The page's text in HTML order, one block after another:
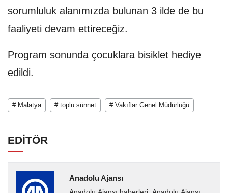
sorumluluk alanımızda bulunan 3 ilde de bu
faaliyeti devam ettireceğiz.
Program sonunda çocuklara bisiklet hediye
edildi.
# Malatya # toplu sünnet # Vakıflar Genel Müdürlüğü
EDİTÖR
Anadolu Ajansı